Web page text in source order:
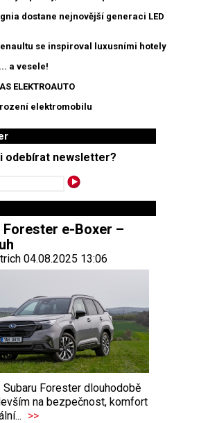
dostane nejnovější generaci LED
se inspiroval luxusními hotely
a vesele!
ELEKTROAUTO
elektromobilu
odebírat newsletter?
Forester e-Boxer –
04.08.2025 13:06
Subaru Forester dlouhodobě
na bezpečnost, komfort
>>